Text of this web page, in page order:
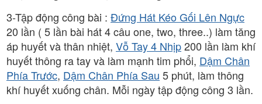
3-Tập động công bài : Đứng Hát Kéo Gối Lên Ngực
20 lần ( 5 lần bài hát 4 câu one, two, three..) làm tăng
áp huyết và thân nhiệt, Vỗ Tay 4 Nhịp200 lần làm khí
huyết thông ra tay và làm mạnh tim phổi, Dậm Chân
Phía Trước, Dậm Chân Phía Sau 5 phút, làm thông
khí huyết xuống chân. Mỗi ngày tập động công 3 lần.